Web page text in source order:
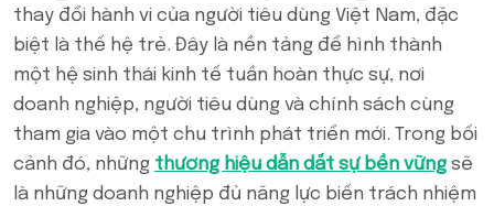
thay đổi hành vi của người tiêu dùng Việt Nam, đặc
biệt là thế hệ trẻ. Đây là nền tảng để hình thành
một hệ sinh thái kinh tế tuần hoàn thực sự, nơi
doanh nghiệp, người tiêu dùng và chính sách cùng
tham gia vào một chu trình phát triển mới. Trong bối
cảnh đó, những thương hiệu dẫn dắt sự bền vững sẽ
là những doanh nghiệp đủ năng lực biến trách nhiệm